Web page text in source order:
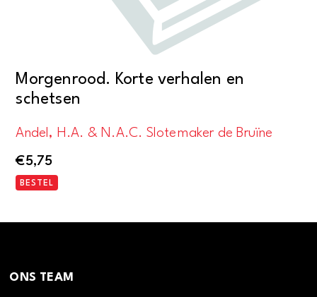
Morgenrood. Korte verhalen en
schetsen
Andel, H.A. & N.A.C. Slotemaker de Bruïne
€5,75
BESTEL
ONS TEAM